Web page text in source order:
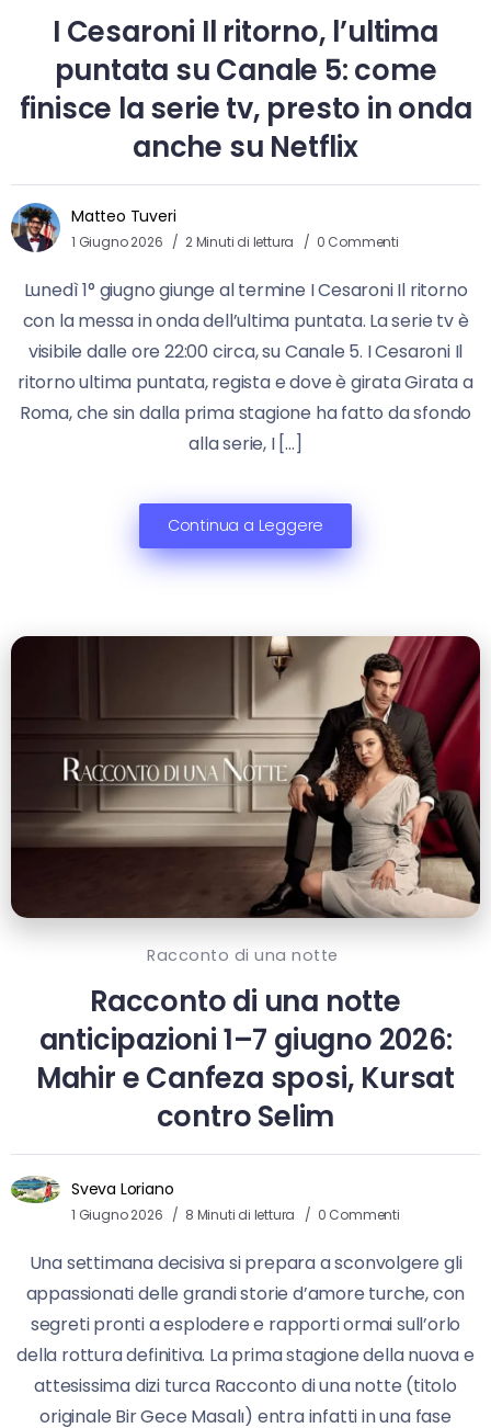
I Cesaroni Il ritorno, l’ultima
puntata su Canale 5: come
finisce la serie tv, presto in onda
anche su Netflix
Matteo Tuveri
1 Giugno 2026 2 Minuti di lettura 0 Commenti
Lunedì 1° giugno giunge al termine I Cesaroni Il ritorno
con la messa in onda dell’ultima puntata. La serie tv è
visibile dalle ore 22:00 circa, su Canale 5. I Cesaroni Il
ritorno ultima puntata, regista e dove è girata Girata a
Roma, che sin dalla prima stagione ha fatto da sfondo
alla serie, I […]
Continua a Leggere
Racconto di una notte
Racconto di una notte
anticipazioni 1–7 giugno 2026:
Mahir e Canfeza sposi, Kursat
contro Selim
Sveva Loriano
1 Giugno 2026 8 Minuti di lettura 0 Commenti
Una settimana decisiva si prepara a sconvolgere gli
appassionati delle grandi storie d’amore turche, con
segreti pronti a esplodere e rapporti ormai sull’orlo
della rottura definitiva. La prima stagione della nuova e
attesissima dizi turca Racconto di una notte (titolo
originale Bir Gece Masalı) entra infatti in una fase